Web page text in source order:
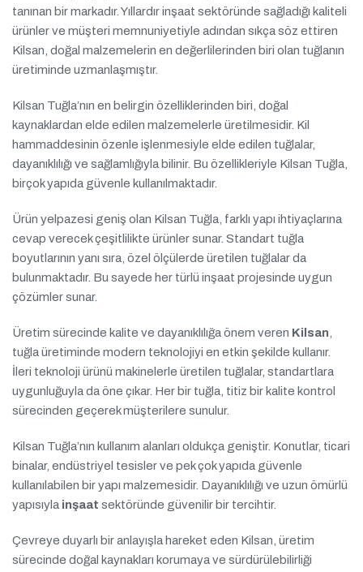
tanınan bir markadır. Yıllardır inşaat sektöründe sağladığı kaliteli
ürünler ve müşteri memnuniyetiyle adından sıkça söz ettiren
Kilsan, doğal malzemelerin en değerlilerinden biri olan tuğlanın
üretiminde uzmanlaşmıştır.
Kilsan Tuğla’nın en belirgin özelliklerinden biri, doğal
kaynaklardan elde edilen malzemelerle üretilmesidir. Kil
hammaddesinin özenle işlenmesiyle elde edilen tuğlalar,
dayanıklılığı ve sağlamlığıyla bilinir. Bu özellikleriyle Kilsan Tuğla,
birçok yapıda güvenle kullanılmaktadır.
Ürün yelpazesi geniş olan Kilsan Tuğla, farklı yapı ihtiyaçlarına
cevap verecek çeşitlilikte ürünler sunar. Standart tuğla
boyutlarının yanı sıra, özel ölçülerde üretilen tuğlalar da
bulunmaktadır. Bu sayede her türlü inşaat projesinde uygun
çözümler sunar.
Üretim sürecinde kalite ve dayanıklılığa önem veren Kilsan
tuğla üretiminde modern teknolojiyi en etkin şekilde kullanır.
İleri teknoloji ürünü makinelerle üretilen tuğlalar, standartlara
uygunluğuyla da öne çıkar. Her bir tuğla, titiz bir kalite kontrol
sürecinden geçerek müşterilere sunulur.
Kilsan Tuğla’nın kullanım alanları oldukça geniştir. Konutlar, ticari
binalar, endüstriyel tesisler ve pek çok yapıda güvenle
kullanılabilen bir yapı malzemesidir. Dayanıklılığı ve uzun ömürlü
yapısıyla inşaat sektöründe güvenilir bir tercihtir.
Çevreye duyarlı bir anlayışla hareket eden Kilsan, üretim
sürecinde doğal kaynakları korumaya ve sürdürülebilirliği